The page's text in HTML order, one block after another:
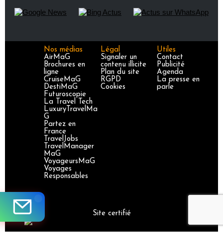
Nos médias
AirMaG
Brochures en
ligne
CruiseMaG
DestiMaG
Futuroscopie
La Travel Tech
LuxuryTravelMa
G
Partez en
France
TravelJobs
TravelManager
MaG
VoyageursMaG
Voyages
Responsables
Légal
Signaler un
contenu illicite
Plan du site
RGPD
Cookies
Utiles
Contact
Publicité
Agenda
La presse en
parle
Site certifié